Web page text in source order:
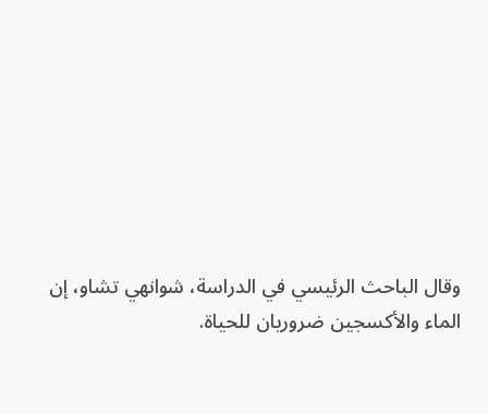
وقال الباحث الرئيسي في الدراسة، شوانهي تشاو، إن
الماء والأكسجين ضروريان للحياة.